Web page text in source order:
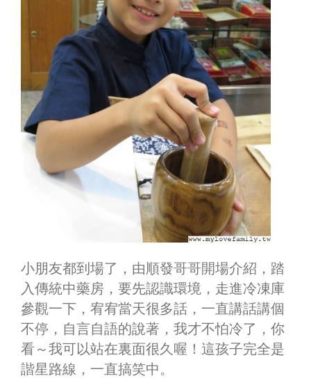
小朋友都到場了，由順發哥哥開場介紹，踏
入傳統中藥房，要先認識環境，走進冷凍庫
參觀一下，宥宥當天很多話，一直講話講個
不停，自言自語的說著，我才不怕冷了，你
看～我可以站在裏面很久喔！這孩子完全是
諧星路線，一直搞笑中。